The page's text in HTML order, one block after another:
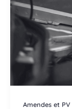
Amendes et PV